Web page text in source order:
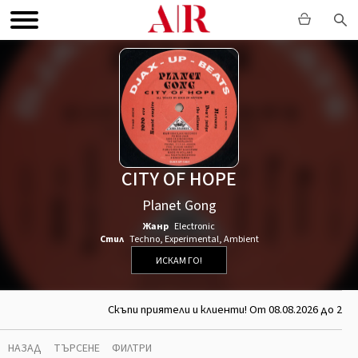
CITY OF HOPE
Planet Gong
Жанр Electronic
Стил Techno,Experimental,Ambient
ИСКАМ ГО!
Скъпи приятели и клиенти! От 08.08.2026 до
НАЗАД ТЪРСЕНЕ ФИЛТРИ